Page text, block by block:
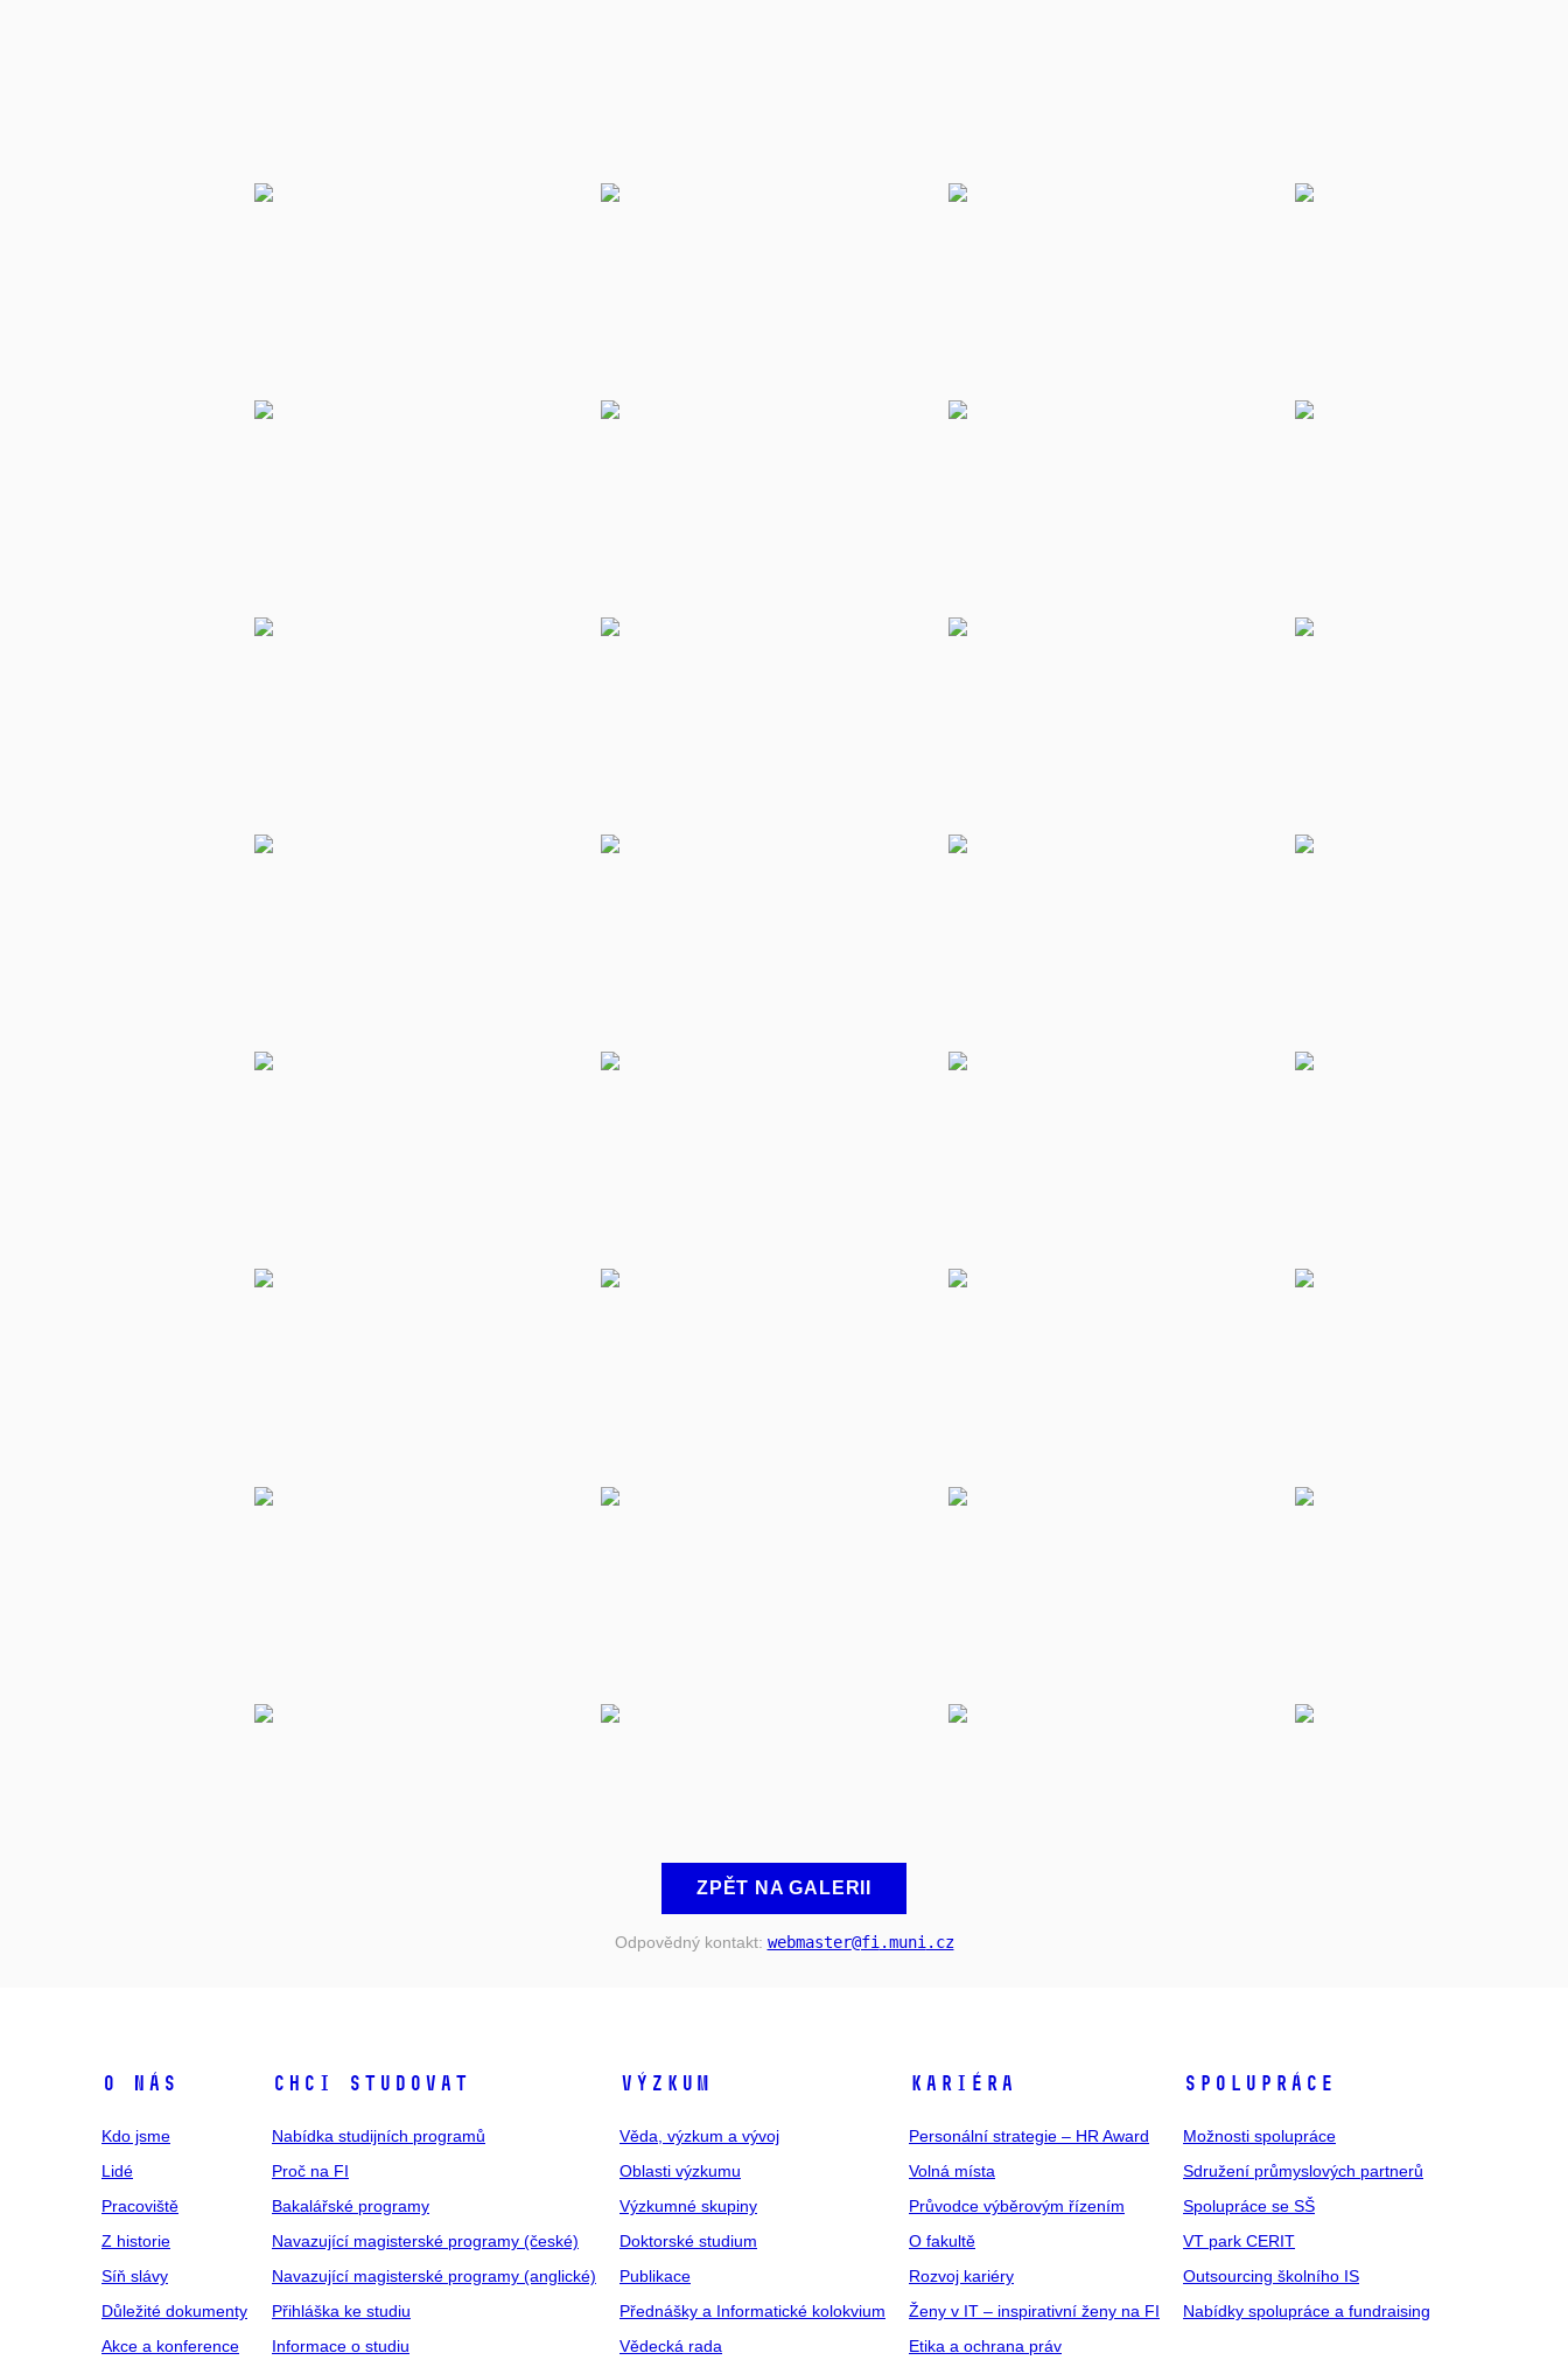
ZPĚT NA GALERII
Odpovědný kontakt: webmaster@fi .muni .cz
O NÁS
Kdo jsme
Lidé
Pracoviště
Z historie
Síň slávy
Důležité dokumenty
Akce a konference
CHCI STUDOVAT
Nabídka studijních programů
Proč na FI
Bakalářské programy
Navazující magisterské programy (české)
Navazující magisterské programy (anglické)
Přihláška ke studiu
Informace o studiu
VÝZKUM
Věda, výzkum a vývoj
Oblasti výzkumu
Výzkumné skupiny
Doktorské studium
Publikace
Přednášky a Informatické kolokvium
Vědecká rada
KARIÉRA
Personální strategie – HR Award
Volná místa
Průvodce výběrovým řízením
O fakultě
Rozvoj kariéry
Ženy v IT – inspirativní ženy na FI
Etika a ochrana práv
SPOLUPRÁCE
Možnosti spolupráce
Sdružení průmyslových partnerů
Spolupráce se SŠ
VT park CERIT
Outsourcing školního IS
Nabídky spolupráce a fundraising